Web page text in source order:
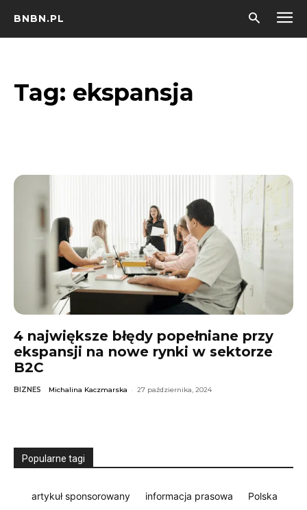
BNBN.PL
Tag: ekspansja
4 największe błędy popełniane przy
ekspansji na nowe rynki w sektorze
B2C
BIZNES Michalina Kaczmarska - 27 października, 2024
Popularne tagi
artykuł sponsorowany informacja prasowa
Polska